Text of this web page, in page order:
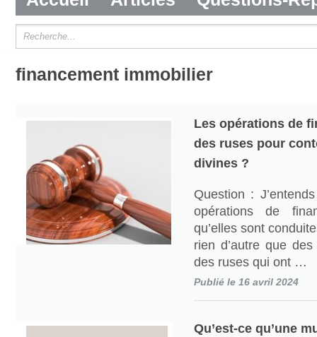
financement immobilier
Les opérations de
des ruses pour
divines ?
Question :
opérations de
qu’elles sont
rien d’autre que
des ruses qui ont …
Publié le 16 avril 2024
Qu’est-ce qu’une